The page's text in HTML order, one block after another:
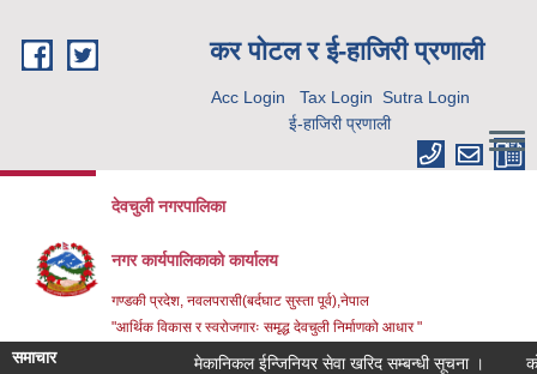
कर पाेटल र ई-हाजिरी प्रणाली
Acc Login Tax Login Sutra Login
ई-हाजिरी प्रणाली
देवचुली नगरपालिका
नगर कार्यपालिकाको कार्यालय
गण्डकी प्रदेश, नवलपरासी(बर्दघाट सुस्ता पूर्व),नेपाल
"आर्थिक विकास र स्वरोजगारः समृद्ध देवचुली निर्माणको आधार "
समाचार मेकानिकल ईन्जिनियर सेवा खरिद सम्बन्धी सूचना ।